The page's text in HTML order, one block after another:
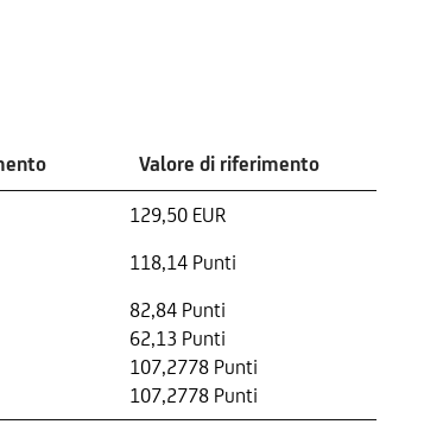
Valore di riferimento
129,50 EUR
118,14 Punti
82,84 Punti
62,13 Punti
107,2778 Punti
107,2778 Punti